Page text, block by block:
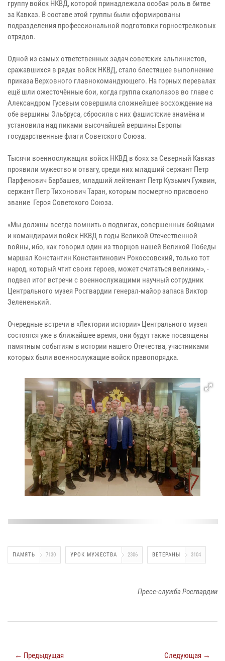
группу войск НКВД, которой принадлежала особая роль в битве
за Кавказ. В составе этой группы были сформированы
подразделения профессиональной подготовки горнострелковых
отрядов.
Одной из самых ответственных задач советских альпинистов,
сражавшихся в рядах войск НКВД, стало блестящее выполнение
приказа Верховного главнокомандующего. На горных перевалах
ещё шли ожесточённые бои, когда группа скалолазов во главе с
Александром Гусевым совершила сложнейшее восхождение на
обе вершины Эльбруса, сбросила с них фашистские знамёна и
установила над пиками высочайшей вершины Европы
государственные флаги Советского Союза.
Тысячи военнослужащих войск НКВД в боях за Северный Кавказ
проявили мужество и отвагу, среди них младший сержант Петр
Парфенович Барбашев, младший лейтенант Петр Кузьмич Гужвин,
сержант Петр Тихонович Таран, которым посмертно присвоено
звание Героя Советского Союза.
«Мы должны всегда помнить о подвигах, совершенных бойцами
и командирами войск НКВД в годы Великой Отечественной
войны, ибо, как говорил один из творцов нашей Великой Победы
маршал Константин Константинович Рокоссовский, только тот
народ, который чтит своих героев, может считаться великим», -
подвел итог встречи с военнослужащими научный сотрудник
Центрального музея Росгвардии генерал-майор запаса Виктор
Зелененький.
Очередные встречи в «Лектории истории» Центрального музея
состоятся уже в ближайшее время, они будут также посвящены
памятным событиям в истории нашего Отечества, участниками
которых были военнослужащие войск правопорядка.
ПАМЯТЬ 7130 УРОК МУЖЕСТВА 2306 ВЕТЕРАНЫ 3104
Пресс-служба Росгвардии
← Предыдущая Следующая →